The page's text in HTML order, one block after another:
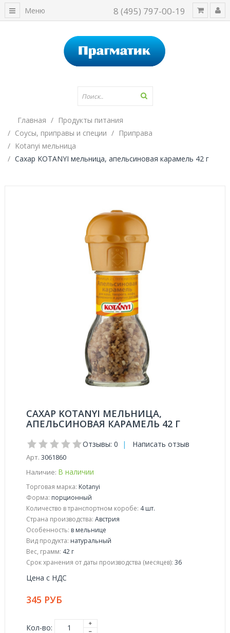
8 (495) 797-00-19
Меню
Главная
Продукты питания
Соусы, приправы и специи
Приправа
Kotanyi мельница
Сахар KOTANYI мельница, апельсиновая карамель 42 г
САХАР KOTANYI МЕЛЬНИЦА,
АПЕЛЬСИНОВАЯ КАРАМЕЛЬ 42 Г
Отзывы: 0 | Написать отзыв
Арт. 3061860
Наличие: В наличии
Торговая марка: Kotanyi
Форма: порционный
Количество в транспортном коробе: 4 шт.
Страна производства: Австрия
Особенность: в мельнице
Вид продукта: натуральный
Вес, грамм: 42 г
Срок хранения от даты производства (месяцев): 36
Цена с НДС
345 РУБ
Кол-во: